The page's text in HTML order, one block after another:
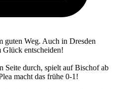
guten Weg. Auch in Dresden
Glück entscheiden!
Seite durch, spielt auf Bischof ab
macht das frühe 0-1!